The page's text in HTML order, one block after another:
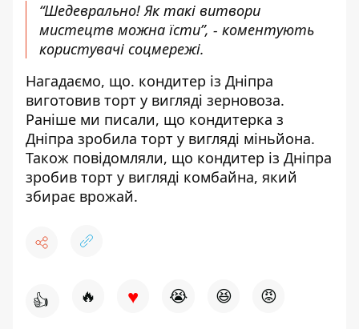
“Шедеврально! Як такі витвори
мистецтв можна їсти”, - коментують
користувачі соцмережі.
Нагадаємо, що. кондитер із Дніпра
виготовив торт у вигляді зерновоза.
Раніше ми писали, що кондитерка з
Дніпра зробила торт у вигляді міньйона.
Також повідомляли, що кондитер із Дніпра
зробив торт у вигляді комбайна, який
збирає врожай.
👍 🔥 ♥ 😭 😆 😡